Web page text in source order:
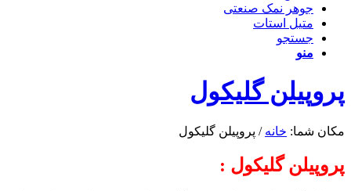
جوهر نمک صنعتی
متیل استات
جستجو
منو
پروپیلن گلیکول
مکان شما: خانه / پروپیلن گلیکول
پروپیلن گلیکول :